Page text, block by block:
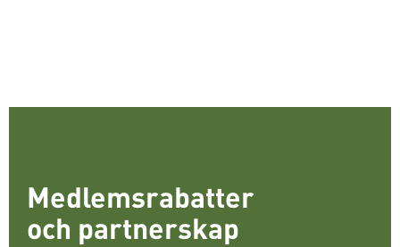
Medlemsrabatter
och partnerskap